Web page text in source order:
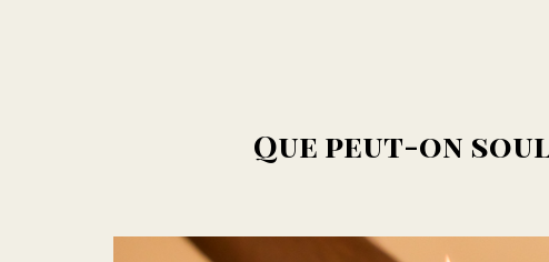
Que peut-on